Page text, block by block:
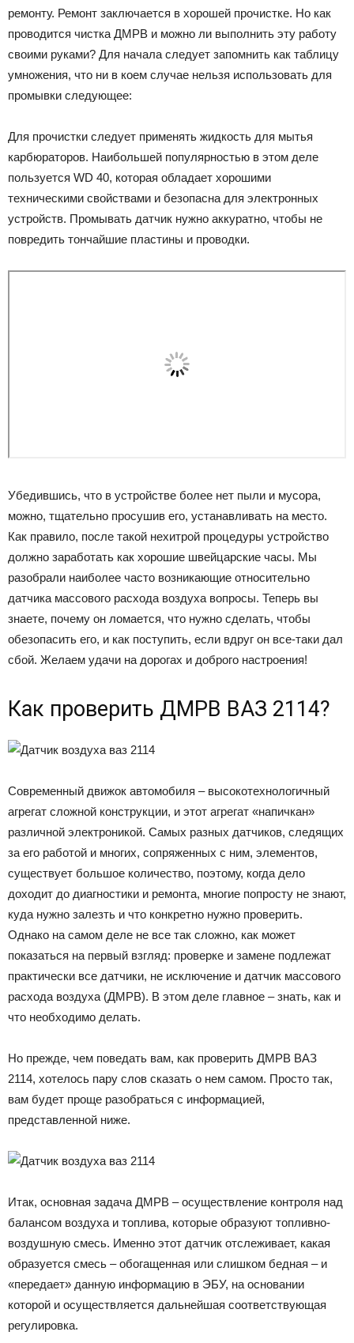
ремонту. Ремонт заключается в хорошей прочистке. Но как
проводится чистка ДМРВ и можно ли выполнить эту работу
своими руками? Для начала следует запомнить как таблицу
умножения, что ни в коем случае нельзя использовать для
промывки следующее:
Для прочистки следует применять жидкость для мытья
карбюраторов. Наибольшей популярностью в этом деле
пользуется WD 40, которая обладает хорошими
техническими свойствами и безопасна для электронных
устройств. Промывать датчик нужно аккуратно, чтобы не
повредить тончайшие пластины и проводки.
Убедившись, что в устройстве более нет пыли и мусора,
можно, тщательно просушив его, устанавливать на место.
Как правило, после такой нехитрой процедуры устройство
должно заработать как хорошие швейцарские часы. Мы
разобрали наиболее часто возникающие относительно
датчика массового расхода воздуха вопросы. Теперь вы
знаете, почему он ломается, что нужно сделать, чтобы
обезопасить его, и как поступить, если вдруг он все-таки дал
сбой. Желаем удачи на дорогах и доброго настроения!
Как проверить ДМРВ ВАЗ 2114?
Современный движок автомобиля – высокотехнологичный
агрегат сложной конструкции, и этот агрегат «напичкан»
различной электроникой. Самых разных датчиков, следящих
за его работой и многих, сопряженных с ним, элементов,
существует большое количество, поэтому, когда дело
доходит до диагностики и ремонта, многие попросту не знают,
куда нужно залезть и что конкретно нужно проверить.
Однако на самом деле не все так сложно, как может
показаться на первый взгляд: проверке и замене подлежат
практически все датчики, не исключение и датчик массового
расхода воздуха (ДМРВ). В этом деле главное – знать, как и
что необходимо делать.
Но прежде, чем поведать вам, как проверить ДМРВ ВАЗ
2114, хотелось пару слов сказать о нем самом. Просто так,
вам будет проще разобраться с информацией,
представленной ниже.
Итак, основная задача ДМРВ – осуществление контроля над
балансом воздуха и топлива, которые образуют топливно-
воздушную смесь. Именно этот датчик отслеживает, какая
образуется смесь – обогащенная или слишком бедная – и
«передает» данную информацию в ЭБУ, на основании
которой и осуществляется дальнейшая соответствующая
регулировка.